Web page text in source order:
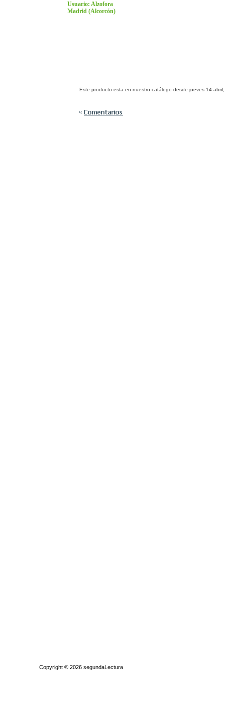
Usuario: Alzofora
Madrid (Alcorcón)
Este producto esta en nuestro catálogo desde jueves 14
Copyright © 2026 segundaLectura